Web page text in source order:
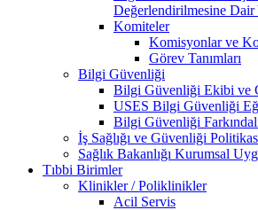
Değerlendirilmesine
Komiteler
Komisyonlar ve
Görev Tanımları
Bilgi Güvenliği
Bilgi Güvenliği Ekibi ve
USES Bilgi Güvenliği
Bilgi Güvenliği
İş Sağlığı ve Güvenliği
Sağlık Bakanlığı Kurumsal
Tıbbi Birimler
Klinikler / Poliklinikler
Acil Servis